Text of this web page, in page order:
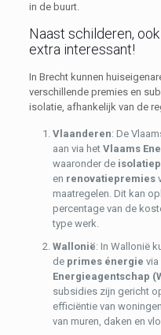
in de buurt.
Naast schilderen,
extra interessant!
In Brecht kunnen
verschillende premies en
isolatie, afhankelijk van de
Vlaanderen: De
aan via het Vlaams
waaronder de
en renovatiepremies
maatregelen. Dit kan
percentage van de
type werk.
Wallonië: In Wallonië
de primes énergie via
Energieagentschap
subsidies zijn gericht
efficiëntie van
van muren, daken en